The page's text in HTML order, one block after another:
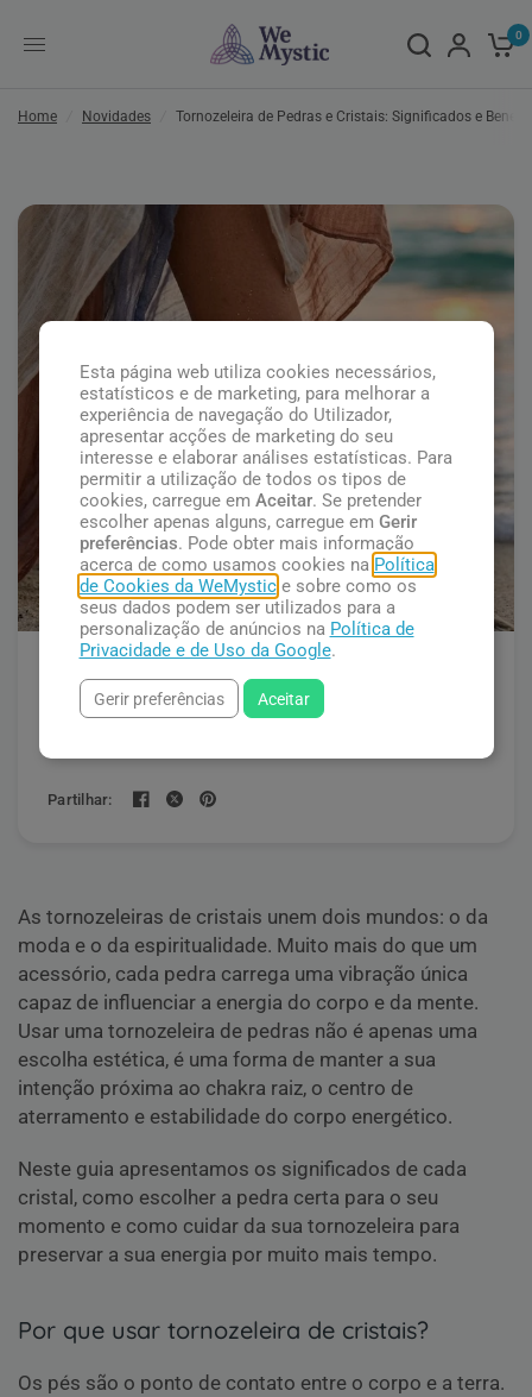
0
Home Novidades Tornozeleira de Pedras e Cristais: Significados e
Tornozeleira de Pedras e
Cristais: Significados e
Partilhar:
As tornozeleiras de cristais unem dois mundos: o da
moda e o da espiritualidade. Muito mais do que um
acessório, cada pedra carrega uma vibração única
capaz de influenciar a energia do corpo e da mente.
Usar uma tornozeleira de pedras não é apenas uma
escolha estética, é uma forma de manter a sua
intenção próxima ao chakra raiz, o centro de
aterramento e estabilidade do corpo energético.
Neste guia apresentamos os significados de cada
cristal, como escolher a pedra certa para o seu
momento e como cuidar da sua tornozeleira para
preservar a sua energia por muito mais tempo.
Por que usar tornozeleira de cristais?
Os pés são o ponto de contato entre o corpo e a terra.
Esta página web utiliza cookies necessários,
estatísticos e de marketing, para melhorar a
experiência de navegação do Utilizador,
apresentar acções de marketing do seu
interesse e elaborar análises estatísticas. Para
permitir a utilização de todos os tipos de
cookies, carregue em Aceitar. Se pretender
escolher apenas alguns, carregue em Gerir
preferências. Pode obter mais informação
acerca de como usamos cookies na Política
de Cookies da WeMystice sobre como os
seus dados podem ser utilizados para a
personalização de anúncios na Política de
Privacidade e de Uso da Google.
Gerir preferências Aceitar